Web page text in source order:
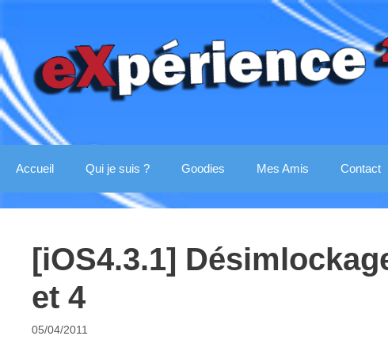
contenu
Accueil Qui je suis ? Goodies Mes Amis Contact
[iOS4.3.1]
et 4
05/04/2011